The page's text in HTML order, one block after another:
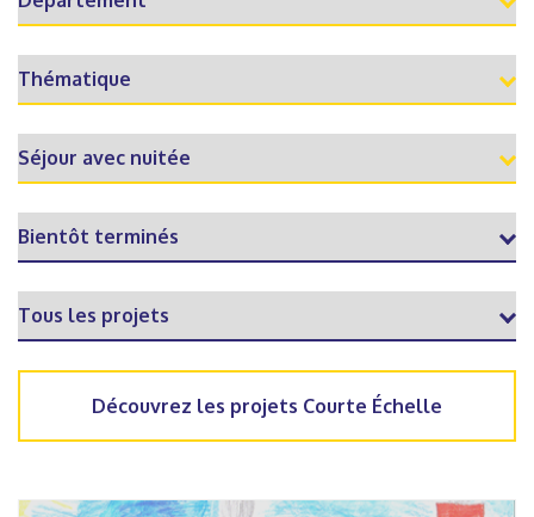
Découvrez les projets Courte Échelle